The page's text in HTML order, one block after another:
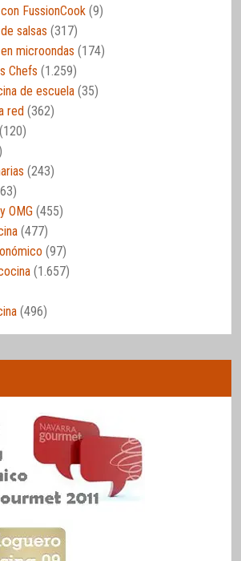
FussionCook (9)
salsas (317)
microondas (174)
Chefs (1.259)
de escuela (35)
red (362)
(120)
(243)
OMG (455)
(477)
(97)
(1.657)
(496)